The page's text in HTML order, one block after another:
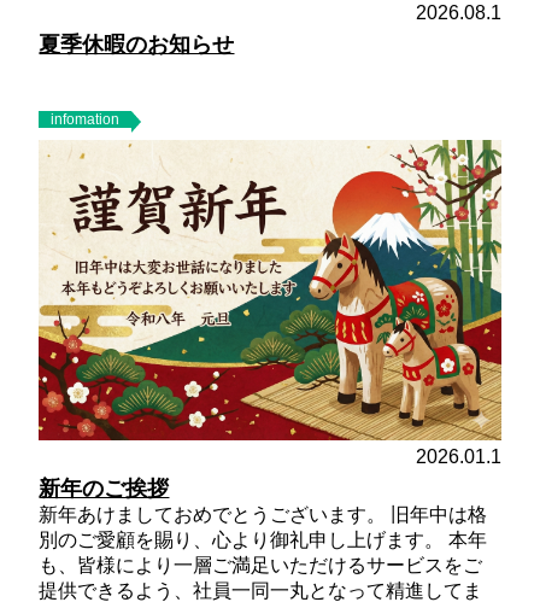
2026.08.1
夏季休暇のお知らせ
infomation
2026.01.1
新年のご挨拶
新年あけましておめでとうございます。 旧年中は格
別のご愛顧を賜り、心より御礼申し上げます。 本年
も、皆様により一層ご満足いただけるサービスをご
提供できるよう、社員一同一丸となって精進してま